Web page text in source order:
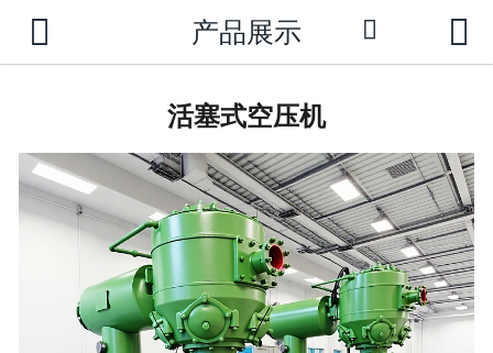
网站首页
产品中心
成功案例
荣誉资质
 产品展示  
活塞式空压机